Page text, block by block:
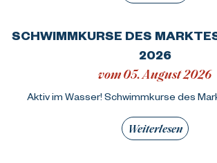
SCHWIMMKURSE DES
2026
vom 05. August 2026
Aktiv im Wasser! Schwimmkurse des
Weiterlesen